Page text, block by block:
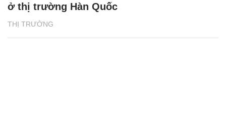
THỊ TRƯỜNG
ở thị trường Hàn Quốc